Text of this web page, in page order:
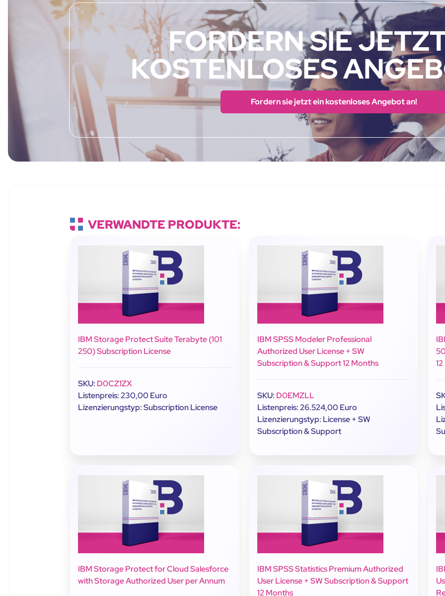
FORDERN SIE
KOSTENLOSES
Fordern sie jetzt ein kostenloses Angebot an!
VERWANDTE PRODUKTE:
IBM Storage Protect Suite Terabyte (101
250) Subscription License
SKU: D0CZ1ZX
Listenpreis: 230,00 Euro
Lizenzierungstyp: Subscription License
IBM SPSS Modeler Professional
Authorized User License + SW
Subscription & Support 12 Months
SKU: D0EMZLL
Listenpreis: 26.524,00 Euro
Lizenzierungstyp: License + SW
Subscription & Support
IBM Storage Protect for Cloud Salesforce
with Storage Authorized User per Annum
IBM SPSS Statistics Premium Authorized
User License + SW Subscription & Support
12 Months